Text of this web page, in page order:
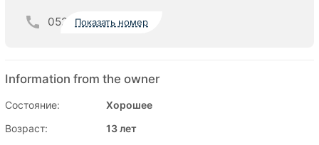
052 Показать номер
Information from the owner
Состояние:
Хорошее
Возраст:
13 лет